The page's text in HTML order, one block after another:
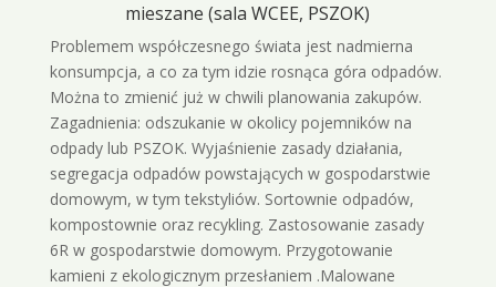
mieszane (sala WCEE, PSZOK)
Problemem współczesnego świata jest nadmierna
konsumpcja, a co za tym idzie rosnąca góra odpadów.
Można to zmienić już w chwili planowania zakupów.
Zagadnienia: odszukanie w okolicy pojemników na
odpady lub PSZOK. Wyjaśnienie zasady działania,
segregacja odpadów powstających w gospodarstwie
domowym, w tym tekstyliów. Sortownie odpadów,
kompostownie oraz recykling. Zastosowanie zasady
6R w gospodarstwie domowym. Przygotowanie
kamieni z ekologicznym przesłaniem .Malowane